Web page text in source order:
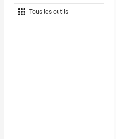
Tous les outils